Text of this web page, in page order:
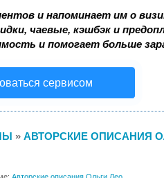
и напоминает им о
чаевые, кэшбэк и
и помогает больше
сервисом
» АВТОРСКИЕ ОПИСАНИЯ